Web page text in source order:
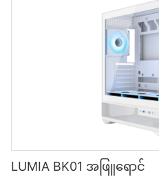
LUMIA BK01 အဖြူရောင်